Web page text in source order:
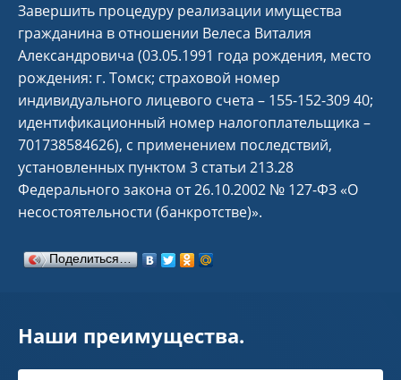
Завершить процедуру реализации имущества
гражданина в отношении Велеса Виталия
Александровича (03.05.1991 года рождения, место
рождения: г. Томск; страховой номер
индивидуального лицевого счета – 155-152-309 40;
идентификационный номер налогоплательщика –
701738584626), с применением последствий,
установленных пунктом 3 статьи 213.28
Федерального закона от 26.10.2002 № 127-ФЗ «О
несостоятельности (банкротстве)».
Поделиться…
Наши преимущества.